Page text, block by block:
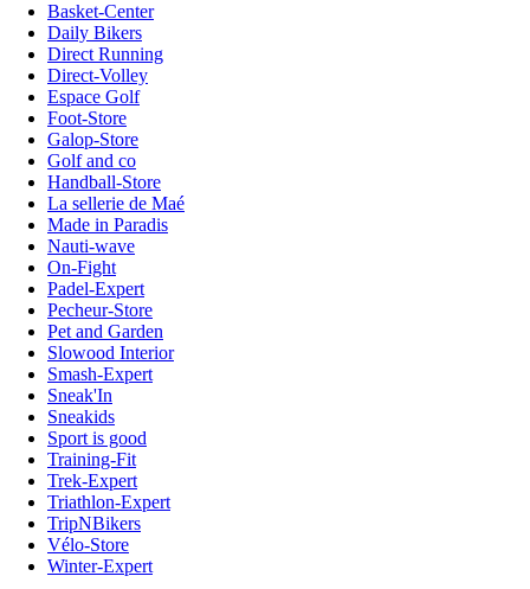
Basket-Center
Daily Bikers
Direct Running
Direct-Volley
Espace Golf
Foot-Store
Galop-Store
Golf and co
Handball-Store
La sellerie de Maé
Made in Paradis
Nauti-wave
On-Fight
Padel-Expert
Pecheur-Store
Pet and Garden
Slowood Interior
Smash-Expert
Sneak'In
Sneakids
Sport is good
Training-Fit
Trek-Expert
Triathlon-Expert
TripNBikers
Vélo-Store
Winter-Expert